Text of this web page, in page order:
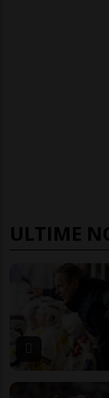
ULTIME